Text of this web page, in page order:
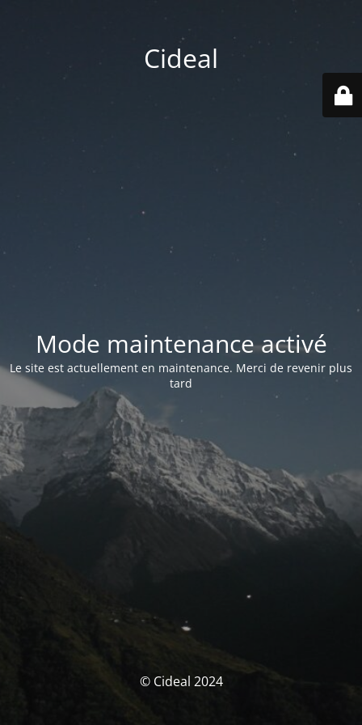
Cideal
Mode maintenance activé
Le site est actuellement en maintenance. Merci de revenir plus
tard
© Cideal 2024